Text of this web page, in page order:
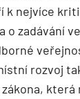
k nejvíce
o zadávání
rozvoj
která